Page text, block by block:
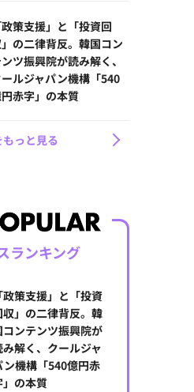
政策支援」と「投資回
の二律背反。韓国コン
ツ振興院が読み解く、
ルジャパン機構「540
赤字」の本質
っと見る
ランキング
「政策支援」と「投資
収」の二律背反。韓
コンテンツ振興院が
み解く、クールジャ
ン機構「540億円赤
」の本質